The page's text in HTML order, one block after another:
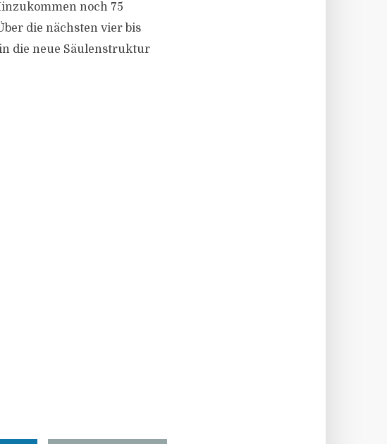
noch 75
die nächsten vier bis
die neue Säulenstruktur